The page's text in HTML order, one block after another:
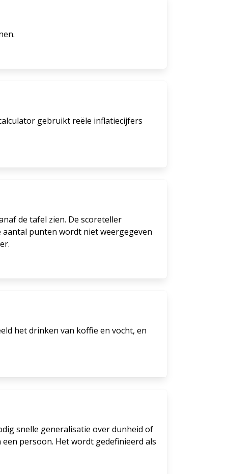
gebruikt reële inflatiecijfers
de tafel zien. De scoreteller
punten wordt niet weergegeven
het drinken van koffie en vocht, en
snelle generalisatie over dunheid of
persoon. Het wordt gedefinieerd als